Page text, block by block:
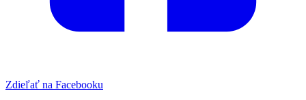
Zdieľať na Facebooku